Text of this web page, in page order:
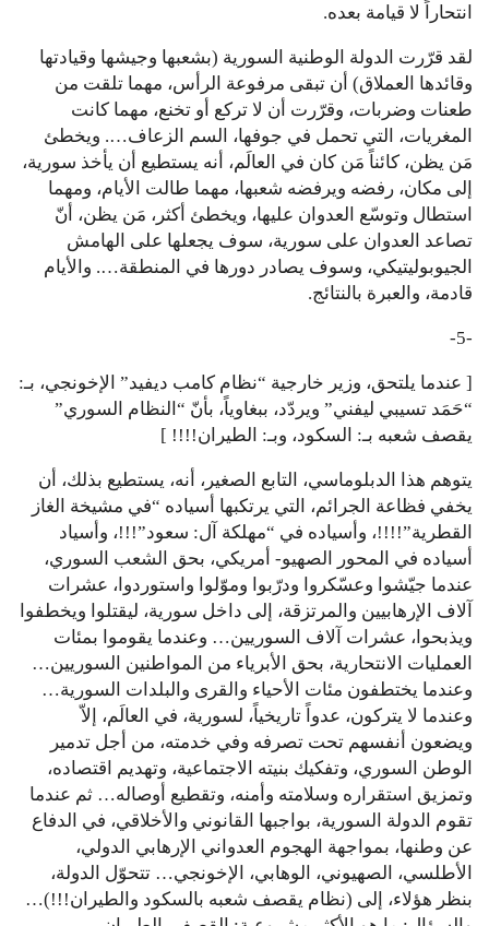
انتحاراً لا قيامة بعده.
لقد قرّرت الدولة الوطنية السورية (بشعبها وجيشها وقيادتها
وقائدها العملاق) أن تبقى مرفوعة الرأس، مهما تلقت من
طعنات وضربات، وقرّرت أن لا تركع أو تخنع، مهما كانت
المغريات، التي تحمل في جوفها، السم الزعاف…. ويخطئ
مَن يظن، كائناً مَن كان في العالَم، أنه يستطيع أن يأخذ سورية،
إلى مكان، رفضه ويرفضه شعبها، مهما طالت الأيام، ومهما
استطال وتوسّع العدوان عليها، ويخطئ أكثر، مَن يظن، أنّ
تصاعد العدوان على سورية، سوف يجعلها على الهامش
الجيوبوليتيكي، وسوف يصادر دورها في المنطقة…. والأيام
قادمة، والعبرة بالنتائج.
-5-
[ عندما يلتحق، وزير خارجية “نظام كامب ديفيد” الإخونجي، بـ:
“حَمَد تسيبي ليفني” ويردّد، ببغاوياً، بأنّ “النظام السوري”
يقصف شعبه بـ: السكود، وبـ: الطيران!!!! ]
يتوهم هذا الدبلوماسي، التابع الصغير، أنه، يستطيع بذلك، أن
يخفي فظاعة الجرائم، التي يرتكبها أسياده “في مشيخة الغاز
القطرية”!!!!، وأسياده في “مهلكة آل: سعود”!!!، وأسياد
أسياده في المحور الصهيو- أمريكي، بحق الشعب السوري،
عندما جيّشوا وعسّكروا ودرّبوا وموّلوا واستوردوا، عشرات
آلاف الإرهابيين والمرتزقة، إلى داخل سورية، ليقتلوا ويخطفوا
ويذبحوا، عشرات آلاف السوريين… وعندما يقوموا بمئات
العمليات الانتحارية، بحق الأبرياء من المواطنين السوريين…
وعندما يختطفون مئات الأحياء والقرى والبلدات السورية…
وعندما لا يتركون، عدواً تاريخياً، لسورية، في العالَم، إلاّ
ويضعون أنفسهم تحت تصرفه وفي خدمته، من أجل تدمير
الوطن السوري، وتفكيك بنيته الاجتماعية، وتهديم اقتصاده،
وتمزيق استقراره وسلامته وأمنه، وتقطيع أوصاله… ثم عندما
تقوم الدولة السورية، بواجبها القانوني والأخلاقي، في الدفاع
عن وطنها، بمواجهة الهجوم العدواني الإرهابي الدولي،
الأطلسي، الصهيوني، الوهابي، الإخونجي… تتحوّل الدولة،
بنظر هؤلاء، إلى (نظام يقصف شعبه بالسكود والطيران!!!)…